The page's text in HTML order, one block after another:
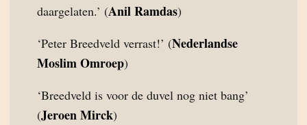
daargelaten.’ (Anil Ramdas)
‘Peter Breedveld verrast!’ (Nederlandse
Moslim Omroep)
‘Breedveld is voor de duvel nog niet bang’
(Jeroen Mirck)